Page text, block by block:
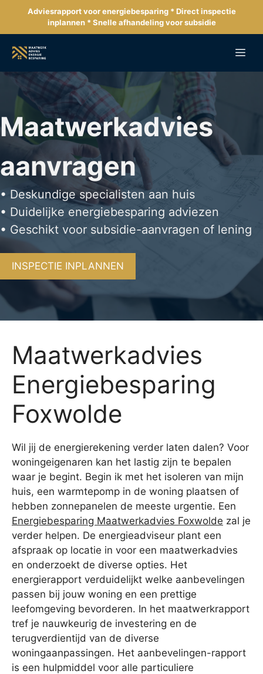
de
inhoud
Adviesrapport voor energiebesparing * Direct inspectie
inplannen * Snelle afhandeling voor subsidie
Maatwerkadvies
aanvragen
• Deskundige specialisten aan huis
• Duidelijke energiebesparing adviezen
• Geschikt voor subsidie-aanvragen of lening
INSPECTIE INPLANNEN
Maatwerkadvies
Energiebesparing
Foxwolde
Wil jij de energierekening verder laten dalen? Voor
woningeigenaren kan het lastig zijn te bepalen
waar je begint. Begin ik met het isoleren van mijn
huis, een warmtepomp in de woning plaatsen of
hebben zonnepanelen de meeste urgentie. Een
Energiebesparing Maatwerkadvies Foxwolde zal je
verder helpen. De energieadviseur plant een
afspraak op locatie in voor een maatwerkadvies
en onderzoekt de diverse opties. Het
energierapport verduidelijkt welke aanbevelingen
passen bij jouw woning en een prettige
leefomgeving bevorderen. In het maatwerkrapport
tref je nauwkeurig de investering en de
terugverdientijd van de diverse
woningaanpassingen. Het aanbevelingen-rapport
is een hulpmiddel voor alle particuliere